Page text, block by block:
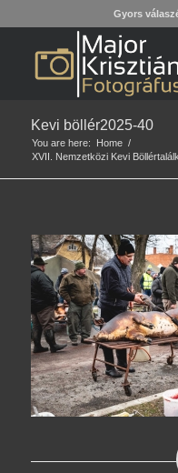
Gyors
Kevi böllér2025-40
You are here: Home /
XVII. Nemzetközi Kevi